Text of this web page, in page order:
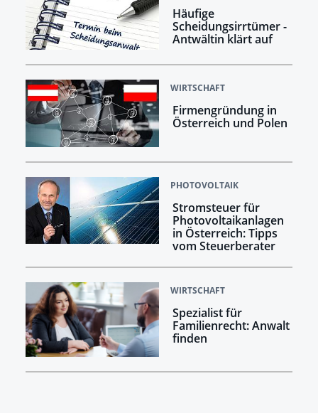
Häufige
Scheidungsirrtümer -
Antwältin klärt auf
WIRTSCHAFT
Firmengründung in
Österreich und Polen
PHOTOVOLTAIK
Stromsteuer für
Photovoltaikanlagen
in Österreich: Tipps
vom Steuerberater
WIRTSCHAFT
Spezialist für
Familienrecht: Anwalt
finden